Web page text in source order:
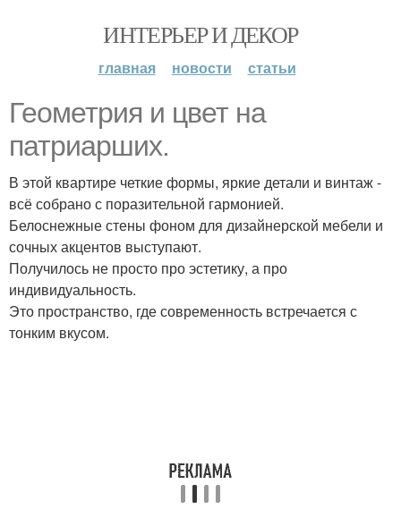
ИНТЕРЬЕР И ДЕКОР
главная новости статьи
Геометрия и цвет на
патриарших.
В этой квартире четкие формы, яркие детали и винтаж -
всё собрано с поразительной гармонией.
Белоснежные стены фоном для дизайнерской мебели и
сочных акцентов выступают.
Получилось не просто про эстетику, а про
индивидуальность.
Это пространство, где современность встречается с
тонким вкусом.